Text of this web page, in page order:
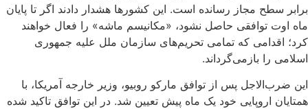
برابر سطح مجاز رسانده است. این کشورها هشدار دادند اگر تا پایان
ماه اوت توافقی حاصل نشود، «مکانیسم ماشه» را فعال خواهند
کرد؛ اقدامی که تمامی تحریم‌های سازمان ملل علیه جمهوری
اسلامی را بازمی‌گرداند.
این ضرب‌الاجل پس از توافق مارکو روبیو، وزیر خارجه آمریکا، با
همتایان اروپایی خود یک ماه پیش تعیین شد. در این توافق تاکید شده